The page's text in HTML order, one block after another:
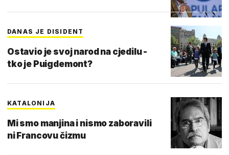
DANAS JE DISIDENT
Ostavio je svoj narod na cjedilu -
tko je Puigdemont?
KATALONIJA
Mi smo manjina i nismo zaboravili
ni Francovu čizmu